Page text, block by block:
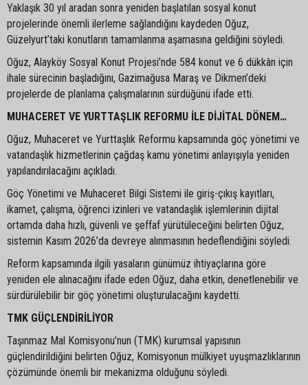
Yaklaşık 30 yıl aradan sonra yeniden başlatılan sosyal konut
projelerinde önemli ilerleme sağlandığını kaydeden Oğuz,
Güzelyurt’taki konutların tamamlanma aşamasına geldiğini söyledi.
Oğuz, Alayköy Sosyal Konut Projesi’nde 584 konut ve 6 dükkân için
ihale sürecinin başladığını, Gazimağusa Maraş ve Dikmen’deki
projelerde de planlama çalışmalarının sürdüğünü ifade etti.
MUHACERET VE YURTTAŞLIK REFORMU İLE DİJİTAL DÖNEM…
Oğuz, Muhaceret ve Yurttaşlık Reformu kapsamında göç yönetimi ve
vatandaşlık hizmetlerinin çağdaş kamu yönetimi anlayışıyla yeniden
yapılandırılacağını açıkladı.
Göç Yönetimi ve Muhaceret Bilgi Sistemi ile giriş-çıkış kayıtları,
ikamet, çalışma, öğrenci izinleri ve vatandaşlık işlemlerinin dijital
ortamda daha hızlı, güvenli ve şeffaf yürütüleceğini belirten Oğuz,
sistemin Kasım 2026’da devreye alınmasının hedeflendiğini söyledi.
Reform kapsamında ilgili yasaların günümüz ihtiyaçlarına göre
yeniden ele alınacağını ifade eden Oğuz, daha etkin, denetlenebilir ve
sürdürülebilir bir göç yönetimi oluşturulacağını kaydetti.
TMK GÜÇLENDİRİLİYOR
Taşınmaz Mal Komisyonu’nun (TMK) kurumsal yapısının
güçlendirildiğini belirten Oğuz, Komisyonun mülkiyet uyuşmazlıklarının
çözümünde önemli bir mekanizma olduğunu söyledi.